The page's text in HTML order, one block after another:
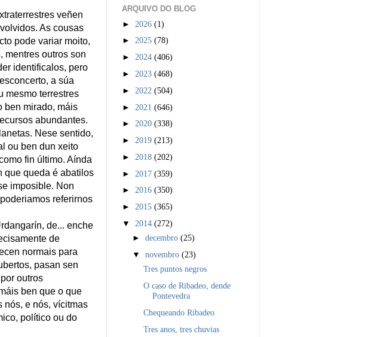
veñen
As cousas
pode variar moito,
mentres outros son
identificalos, pero
a súa
mesmo terrestres
ben mirado, máis
abundantes.
Nese sentido,
ou ben dun xeito
fin último. Aínda
que queda é abatilos
imposible. Non
referirnos
de... enche
de
normais para
pasan sen
outros
ben que o que
nós, e nós, vícitmas
político ou do
ARQUIVO DO BLOG
► 2026 (1)
► 2025 (78)
► 2024 (406)
► 2023 (468)
► 2022 (504)
► 2021 (646)
► 2020 (338)
► 2019 (213)
► 2018 (202)
► 2017 (359)
► 2016 (350)
► 2015 (365)
▼ 2014 (272)
►decembro(25)
▼novembro(23)
Tres puntos negros
O caso de Ribadeo, dende
Pontevedra
Chequeando Ribadeo
Tres anos, tres chuvias